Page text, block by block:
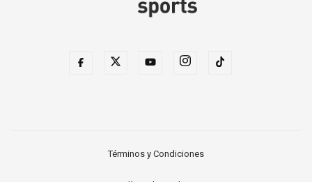
Términos y Condiciones